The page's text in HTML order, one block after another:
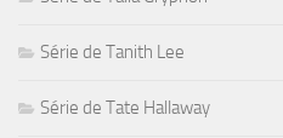
Série de Tanith Lee
Série de Tate Hallaway